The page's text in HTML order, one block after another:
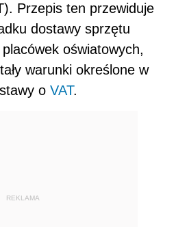
Przepis ten przewiduje
dostawy sprzętu
oświatowych,
warunki określone w
o VAT.
REKLAMA